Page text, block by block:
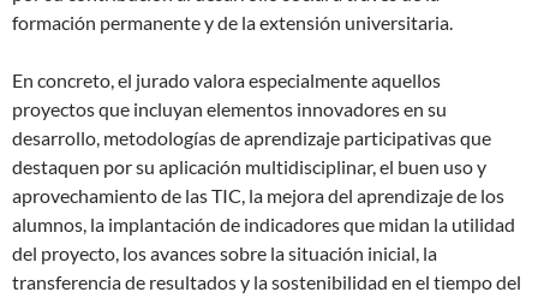
formación permanente y de la extensión universitaria.
En concreto, el jurado valora especialmente aquellos
proyectos que incluyan elementos innovadores en su
desarrollo, metodologías de aprendizaje participativas que
destaquen por su aplicación multidisciplinar, el buen uso y
aprovechamiento de las TIC, la mejora del aprendizaje de los
alumnos, la implantación de indicadores que midan la utilidad
del proyecto, los avances sobre la situación inicial, la
transferencia de resultados y la sostenibilidad en el tiempo del